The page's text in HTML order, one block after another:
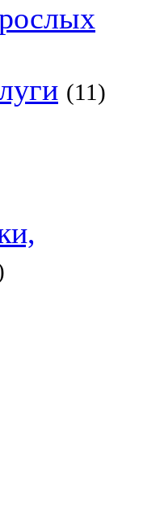
(11)